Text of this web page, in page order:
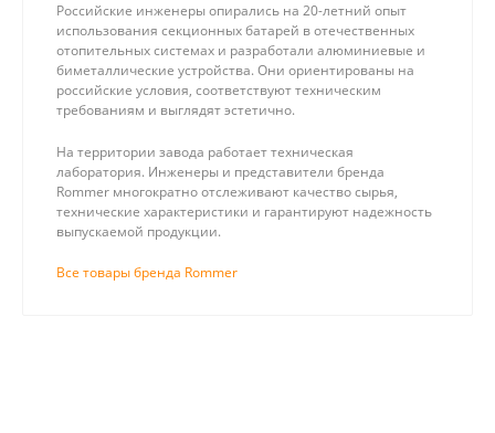
Российские инженеры опирались на 20-летний опыт
использования секционных батарей в отечественных
отопительных системах и разработали алюминиевые и
биметаллические устройства. Они ориентированы на
российские условия, соответствуют техническим
требованиям и выглядят эстетично.
На территории завода работает техническая
лаборатория. Инженеры и представители бренда
Rommer многократно отслеживают качество сырья,
технические характеристики и гарантируют надежность
выпускаемой продукции.
Все товары бренда Rommer